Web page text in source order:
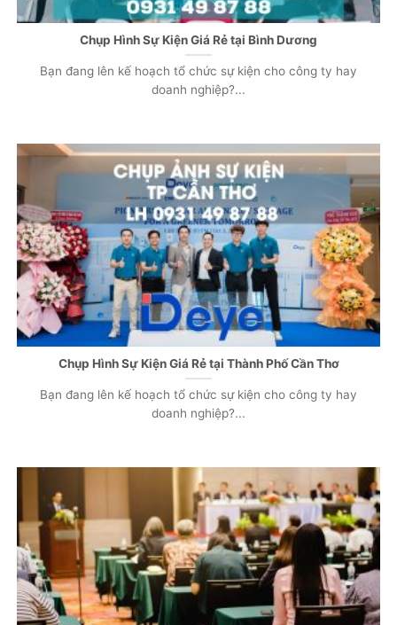
Chụp Hình Sự Kiện Giá Rẻ tại Bình Dương
Bạn đang lên kế hoạch tổ chức sự kiện cho công ty hay
doanh nghiệp?...
Chụp Hình Sự Kiện Giá Rẻ tại Thành Phố Cần Thơ
Bạn đang lên kế hoạch tổ chức sự kiện cho công ty hay
doanh nghiệp?...